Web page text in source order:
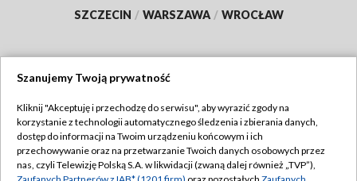
SZCZECIN / WARSZAWA / WROCŁAW
TVP
Abonament TVP
Emisja w TVP
Regulamin TVP
Szanujemy Twoją prywatność
Kliknij "Akceptuję i przechodzę do serwisu", aby wyrazić zgody na
korzystanie z technologii automatycznego śledzenia i zbierania danych,
dostęp do informacji na Twoim urządzeniu końcowym i ich
przechowywanie oraz na przetwarzanie Twoich danych osobowych przez
nas, czyli Telewizję Polską S.A. w likwidacji (zwaną dalej również „TVP”),